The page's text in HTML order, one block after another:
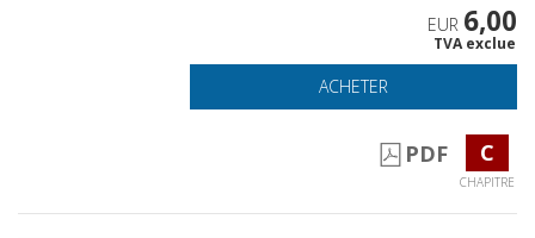
EUR 6,00
TVA exclue
ACHETER
PDF C
CHAPITRE